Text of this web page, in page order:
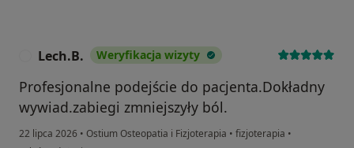
Lech.B. Weryfikacja wizyty
Profesjonalne podejście do pacjenta.Dokładny
wywiad.zabiegi zmniejszyły ból.
22 lipca 2026 • Ostium Osteopatia i Fizjoterapia • fizjoterapia •